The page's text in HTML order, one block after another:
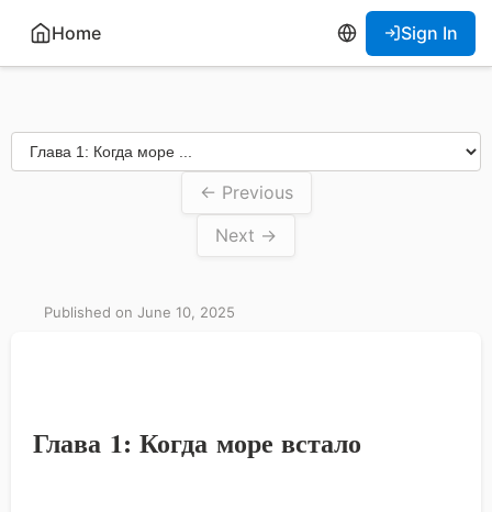
Home Sign In
← Previous
Next →
Published on June 10, 2025
Глава 1: Когда море встало